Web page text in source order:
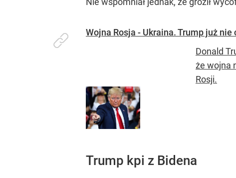
Wojna Rosja - Ukraina. Trump już nie
Donald
że wojna
Rosji.
Trump kpi z Bidena